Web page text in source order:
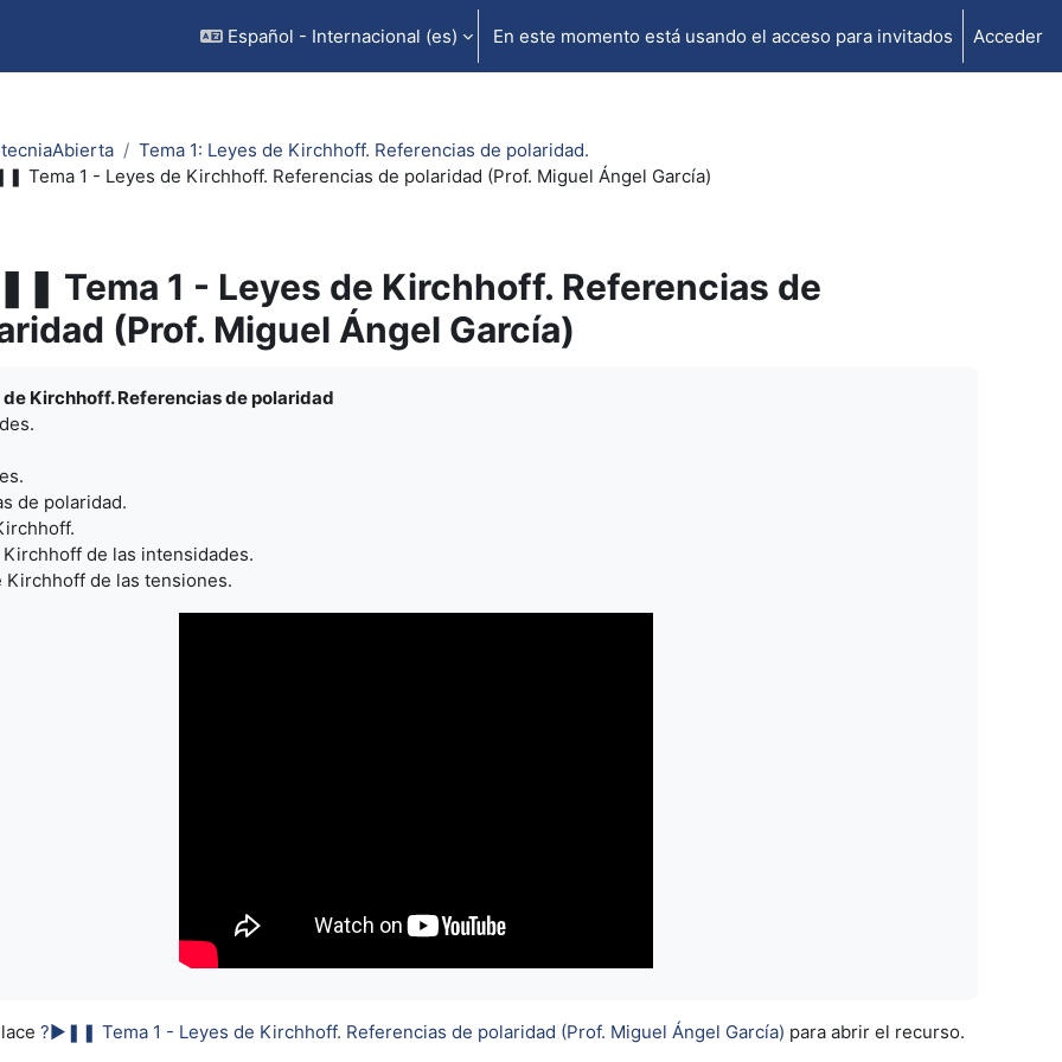
Español - Internacional ‎(es)‎ En este momento está usando el acceso para invitados Acceder
Tema 1: Leyes de Kirchhoff. Referencias de polaridad.
Tema 1 - Leyes de Kirchhoff. Referencias de polaridad (Prof. Miguel Ángel García)
Tema 1 - Leyes de Kirchhoff. Referencias de
(Prof. Miguel Ángel García)
de Kirchhoff. Referencias de polaridad
de polaridad.
de las intensidades.
de las tensiones.
?►❚❚ Tema 1 - Leyes de Kirchhoff. Referencias de polaridad (Prof. Miguel Ángel García) para abrir el recurso.